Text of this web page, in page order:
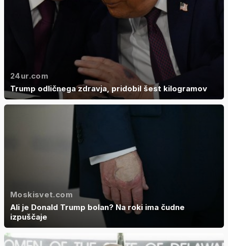
24ur.com
Trump odličnega zdravja, pridobil šest kilogramov
Moskisvet.com
Ali je Donald Trump bolan? Na roki ima čudne
izpuščaje